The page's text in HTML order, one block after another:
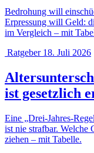
Bedrohung will
Erpressung will Geld:
im Vergleich – mit
Ratgeber 18. Juli 2026
ist gesetzlich
Eine „Drei-Jahres-
ist nie strafbar.
ziehen – mit Tabelle.